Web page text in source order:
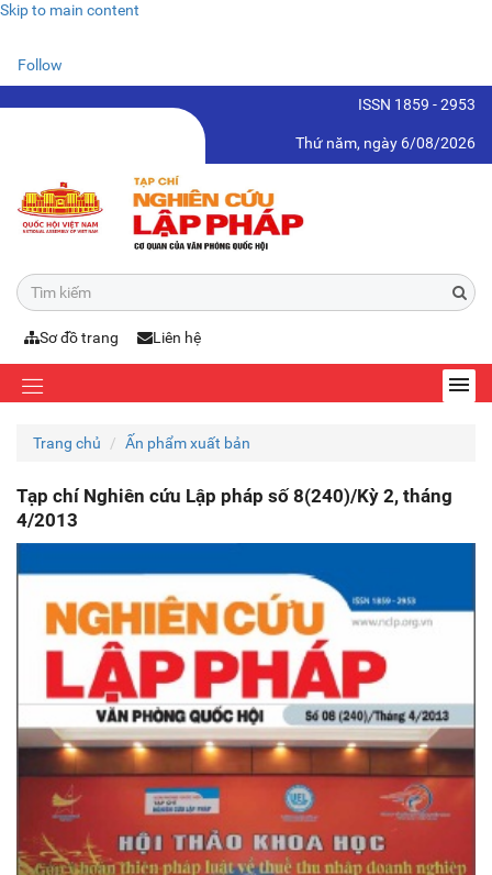
Skip to main content
Follow
ISSN 1859 - 2953
Thứ năm, ngày 6/08/2026
Sơ đồ trang Liên hệ
Trang chủ Ấn phẩm xuất bản
Tạp chí Nghiên cứu Lập pháp số 8(240)/Kỳ 2, tháng
4/2013